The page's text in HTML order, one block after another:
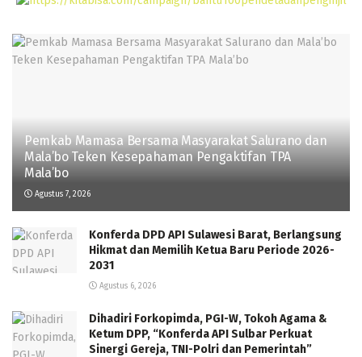
Pemkab Mamasa Bersama Masyarakat Salurano dan
Mala’bo Teken Kesepahaman Pengaktifan TPA
Mala’bo
Agustus 7, 2026
Konferda DPD API Sulawesi Barat, Berlangsung
Hikmat dan Memilih Ketua Baru Periode 2026-
2031
Agustus 6, 2026
Dihadiri Forkopimda, PGI-W, Tokoh Agama &
Ketum DPP, “Konferda API Sulbar Perkuat
Sinergi Gereja, TNI-Polri dan Pemerintah”